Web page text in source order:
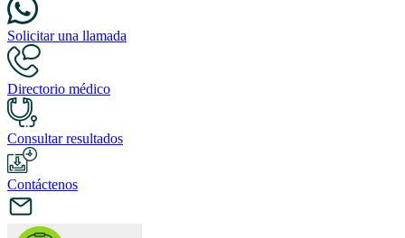
Solicitar una llamada
Directorio médico
Consultar resultados
Contáctenos